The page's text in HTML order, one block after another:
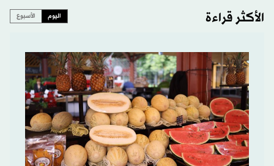
الأكثر قراءة اليوم الأسبوع